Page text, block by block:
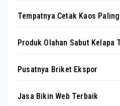
Tempatnya Cetak Kaos
Produk Olahan Sabut Kelapa
Pusatnya Briket Ekspor
Jasa Bikin Web Terbaik